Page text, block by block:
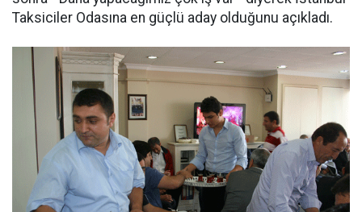
Taksiciler Odasına en güçlü aday olduğunu açıkladı.